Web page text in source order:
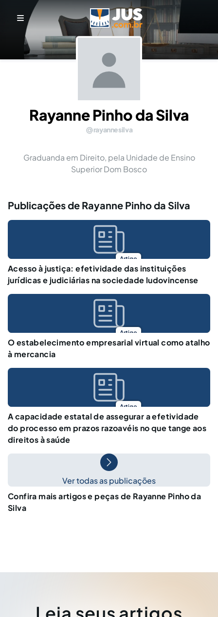
Rayanne Pinho da Silva
rayannesilva
Graduanda em Direito, pela Unidade de Ensino
Superior Dom Bosco
Publicações de Rayanne Pinho da Silva
Artigo
Acesso à justiça: efetividade das instituições
jurídicas e judiciárias na sociedade ludovincense
Artigo
O estabelecimento empresarial virtual como atalho
à mercancia
Artigo
A capacidade estatal de assegurar a efetividade
do processo em prazos razoavéis no que tange aos
direitos à saúde
Ver todas as publicações
Confira mais artigos e peças de Rayanne Pinho da
Silva